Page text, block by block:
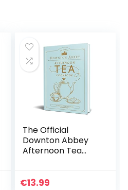
The Official
Downton Abbey
Afternoon Tea
€13.99